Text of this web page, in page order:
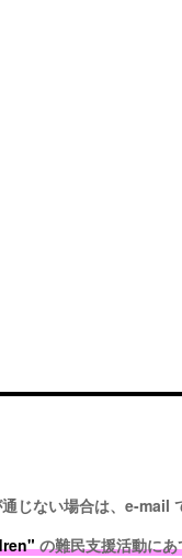
ない場合は、e-mail
の難民支援活動にあ